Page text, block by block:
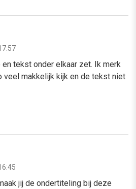
tekst onder elkaar zet. Ik merk
veel makkelijk kijk en de tekst niet
jij de ondertiteling bij deze